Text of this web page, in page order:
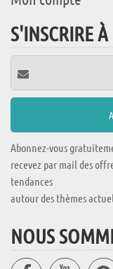
S'INSCRIRE
Abonnez-vous
recevez par mail des
tendances
autour des thèmes
NOUS